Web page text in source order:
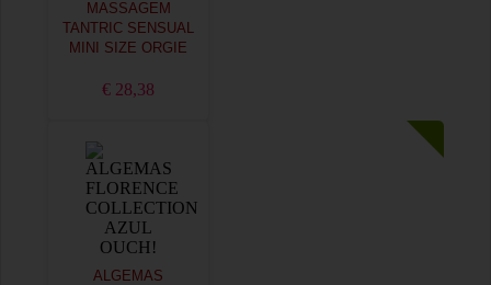
MASSAGEM
TANTRIC SENSUAL
MINI SIZE ORGIE
€ 28,38
ALGEMAS